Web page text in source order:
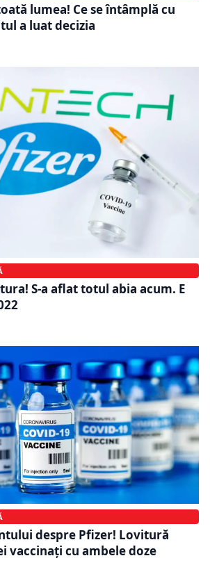
lumea! Ce se întâmplă cu
a luat decizia
S-a aflat totul abia acum. E
despre Pfizer! Lovitură
vaccinați cu ambele doze